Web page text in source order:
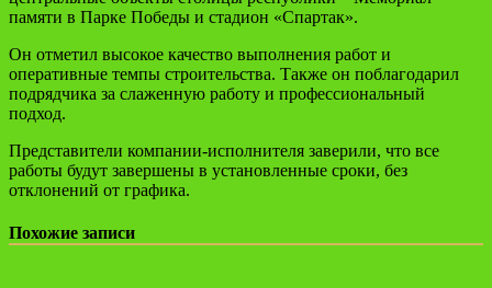
памяти в Парке Победы и стадион «Спартак».
Он отметил высокое качество выполнения работ и
оперативные темпы строительства. Также он поблагодарил
подрядчика за слаженную работу и профессиональный
подход.
Представители компании-исполнителя заверили, что все
работы будут завершены в установленные сроки, без
отклонений от графика.
Похожие записи